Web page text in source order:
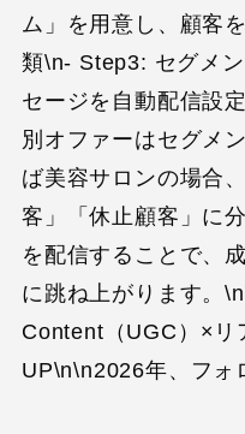
ム」を用意し、顧客
類\n- Step3: セグメ
セージを自動配信設
別オファーはセグメ
ば美容サロンの場合
客」「休止顧客」に
を配信することで、
に跳ね上がります。
Content（UGC）×リ
UP\n\n2026年、フォ